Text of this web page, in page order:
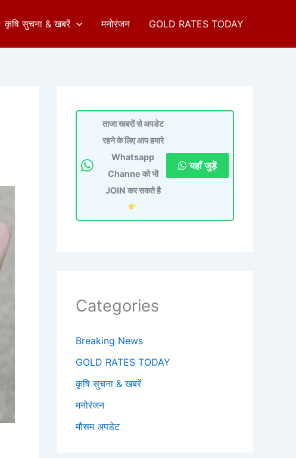
कृषि सुचना & खबरें मनोरंजन GOLD RATES TODAY
ताजा खबरों से अपडेट
रहने के लिए आप हमारे
Whatsapp
Channe को भी
JOIN कर सकते है
यहाँ जुड़ें
Categories
Breaking News
GOLD RATES TODAY
कृषि सुचना & खबरें
मनोरंजन
मौसम अपडेट